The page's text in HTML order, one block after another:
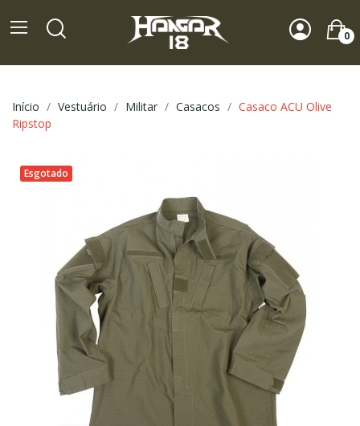
0
Início Vestuário Militar Casacos
Casaco ACU Olive
Ripstop
Esgotado